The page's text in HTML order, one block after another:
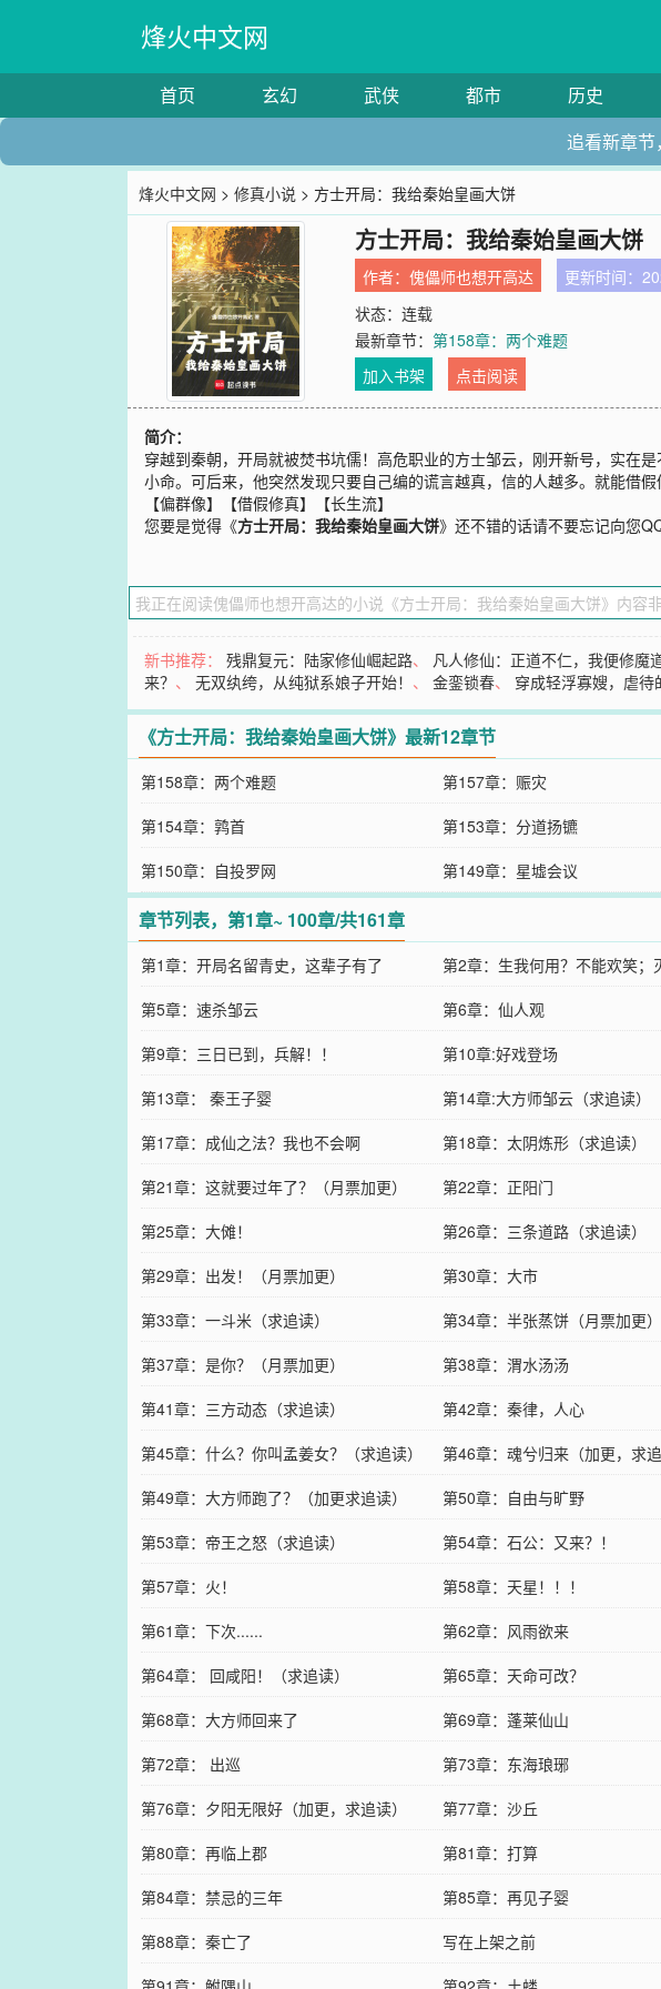
烽火中文网
首页 玄幻 武侠 都市 历史
追看新章
烽火中文网 >修真小说 > 方士开局：我给秦始皇画大饼
方士开局：我给秦始皇画大饼
作者：傀儡师也想开高达 更新时间：
状态：连载
最新章节：第158章：两个难题
加入书架
点击阅读
简介：
穿越到秦朝，开局就被焚书坑儒！高危职业的方士邹云，刚开新号，实在
小命。可后来，他突然发现只要自己编的谎言越真，信的人越多。就能借
【偏群像】【借假修真】【长生流】
您要是觉得《方士开局：我给秦始皇画大饼》还不错的话请不要忘记向您
新书推荐：残鼎复元：陆家修仙崛起路、 凡人修仙：正道不仁，我便修魔道
来？ 、无双纨绔，从纯狱系娘子开始！ 、金銮锁春、 穿成轻浮寡嫂，虐待
《方士开局：我给秦始皇画大饼》最新12章节
第158章：两个难题 第157章：赈灾
第154章：鹑首
第153章：分道扬镳
第150章：自投罗网
第149章：星墟会议
章节列表，第1章~ 100章/共161章
第1章：开局名留青史，这辈子有了
第2章：生我何用？不能欢笑；
不减狂骄
第5章：速杀邹云
第6章：仙人观
第9章：三日已到，兵解！！
第10章:好戏登场
第13章： 秦王子婴
第14章:大方师邹云（求追读）
第17章：成仙之法？我也不会啊
第18章：太阴炼形（求追读）
第21章：这就要过年了？（月票加更）
第22章：正阳门
第25章：大傩！
第26章：三条道路（求追读）
第29章：出发！（月票加更）
第30章：大市
第33章：一斗米（求追读）
第34章：半张蒸饼（月票加更）
第37章：是你？（月票加更）
第38章：渭水汤汤
第41章：三方动态（求追读）
第42章：秦律，人心
第45章：什么？你叫孟姜女？（求追读）
第46章：魂兮归来（加更，求追
第49章：大方师跑了？（加更求追读）
第50章：自由与旷野
第53章：帝王之怒（求追读）
第54章：石公：又来？！
第57章：火！
第58章：天星！！！
第61章：下次......
第62章：风雨欲来
第64章： 回咸阳！（求追读）
第65章：天命可改？
第68章：大方师回来了
第69章：蓬莱仙山
第72章： 出巡
第73章：东海琅琊
第76章：夕阳无限好（加更，求追读）
第77章：沙丘
第80章：再临上郡
第81章：打算
第84章：禁忌的三年
第85章：再见子婴
第88章：秦亡了
写在上架之前